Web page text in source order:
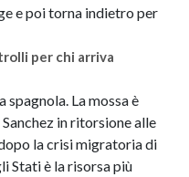
e poi torna indietro per
per chi arriva
La mossa è
in ritorsione alle
la crisi migratoria di
Stati è la risorsa più